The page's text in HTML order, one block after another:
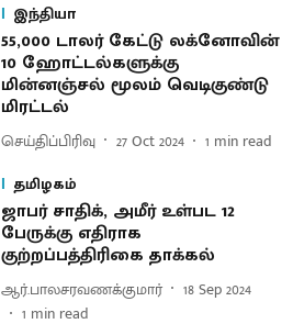
இந்தியா
55,000 டாலர் கேட்டு லக்னோவின்
10 ஹோட்டல்களுக்கு
மின்னஞ்சல் மூலம் வெடிகுண்டு
மிரட்டல்
செய்திப்பிரிவு 27 Oct 2024 1 min read
தமிழகம்
ஜாபர் சாதிக், அமீர் உள்பட 12
பேருக்கு எதிராக
குற்றப்பத்திரிகை தாக்கல்
ஆர்.பாலசரவணக்குமார்
18 Sep 2024
1 min read